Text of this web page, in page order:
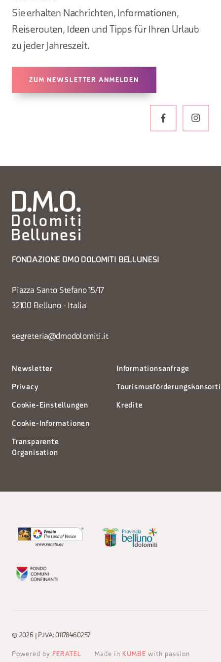
Sie erhalten Nachrichten, Informationen,
Reiserouten, Ideen und Tipps für Ihren Urlaub
zu jeder Jahreszeit.
ZUM NEWSLETTER ANMELDEN
FONDAZIONE DMO DOLOMITI BELLUNESI
Piazza Santo Stefano 15/17
32100 Belluno - Italia
segreteria@dmodolomiti.it
Newsletter
Privacy
Cookie-Einstellungen
Cookie-Informationen
Transparente
Organisation
Informationsanfrage
Kredite
© 2026 | P.IVA: 01178460257
Powered by FERATEL Made in KUMBE with passion